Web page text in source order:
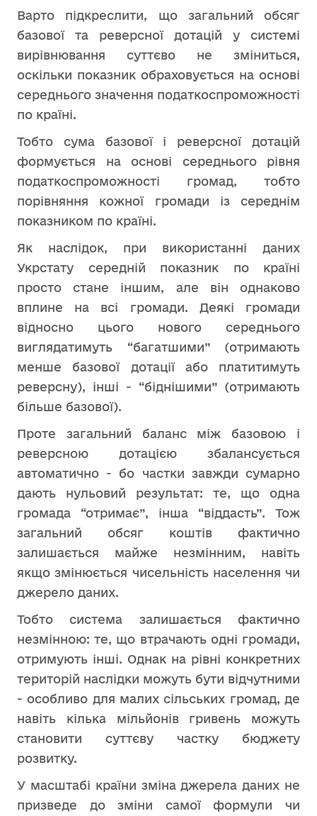
Варто підкреслити, що загальний обсяг
базової та реверсної дотацій у системі
вирівнювання суттєво не зміниться,
оскільки показник обраховується на основі
середнього значення податкоспроможності
по країні.
Тобто сума базової і реверсної дотацій
формується на основі середнього рівня
податкоспроможності громад, тобто
порівняння кожної громади із середнім
показником по країні.
Як наслідок, при використанні даних
Укрстату середній показник по країні
просто стане іншим, але він однаково
вплине на всі громади. Деякі громади
відносно цього нового середнього
виглядатимуть “багатшими” (отримають
менше базової дотації або платитимуть
реверсну), інші - “біднішими” (отримають
більше базової).
Проте загальний баланс між базовою і
реверсною дотацією збалансується
автоматично - бо частки завжди сумарно
дають нульовий результат: те, що одна
громада “отримає”, інша “віддасть”. Тож
загальний обсяг коштів фактично
залишається майже незмінним, навіть
якщо змінюється чисельність населення чи
джерело даних.
Тобто система залишається фактично
незмінною: те, що втрачають одні громади,
отримують інші. Однак на рівні конкретних
територій наслідки можуть бути відчутними
- особливо для малих сільських громад, де
навіть кілька мільйонів гривень можуть
становити суттєву частку бюджету
розвитку.
У масштабі країни зміна джерела даних не
призведе до зміни самої формули чи